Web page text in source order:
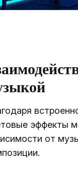
эффекты
от